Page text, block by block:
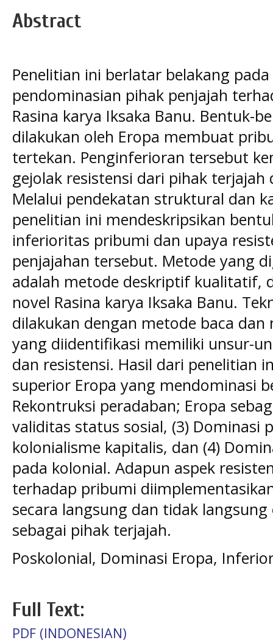
Abstract
Penelitian ini berlatar belakang
pendominasian pihak penjajah
Rasina karya Iksaka Banu. Bentuk-
dilakukan oleh Eropa membuat
tertekan. Penginferioran tersebut
gejolak resistensi dari pihak
Melalui pendekatan struktural dan
penelitian ini mendeskripsikan
inferioritas pribumi dan upaya
penjajahan tersebut. Metode yang
adalah metode deskriptif kualitatif,
novel Rasina karya Iksaka Banu.
dilakukan dengan metode baca
yang diidentifikasi memiliki unsur-
dan resistensi. Hasil dari penelitian
superior Eropa yang mendominasi
Rekontruksi peradaban; Eropa
validitas status sosial, (3) Dominasi
kolonialisme kapitalis, dan (4)
pada kolonial. Adapun aspek
terhadap pribumi
secara langsung dan tidak
sebagai pihak terjajah.
Poskolonial, Dominasi Eropa,
Full Text:
PDF (INDONESIAN)